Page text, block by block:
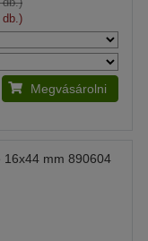
Megvásárolni
16x44 mm 890604